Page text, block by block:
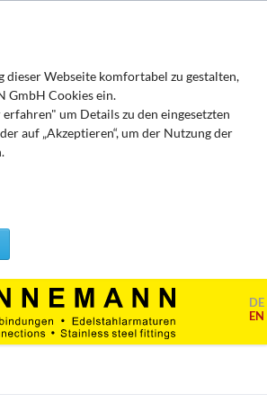
dieser Webseite komfortabel zu gestalten,
GmbH Cookies ein.
um Details zu den eingesetzten
auf „Akzeptieren“, um der Nutzung der
Cookies
von Ihnen getätigte Aktionen, wie etwa das
zu übernehmen.
akzeptieren
geschieht vor allem mit Cookies und mit
Die Analyse Ihres Surf-
DE
EN